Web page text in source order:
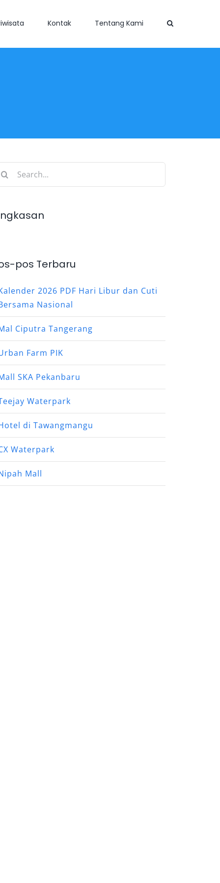
Kontak Tentang Kami
pos Terbaru
2026 PDF Hari Libur dan Cuti
Nasional
Ciputra Tangerang
Farm PIK
SKA Pekanbaru
Waterpark
di Tawangmangu
Waterpark
Mall